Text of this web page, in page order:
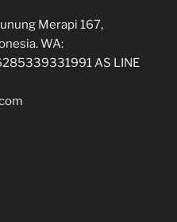
Merapi 167,
WA:
AS LINE